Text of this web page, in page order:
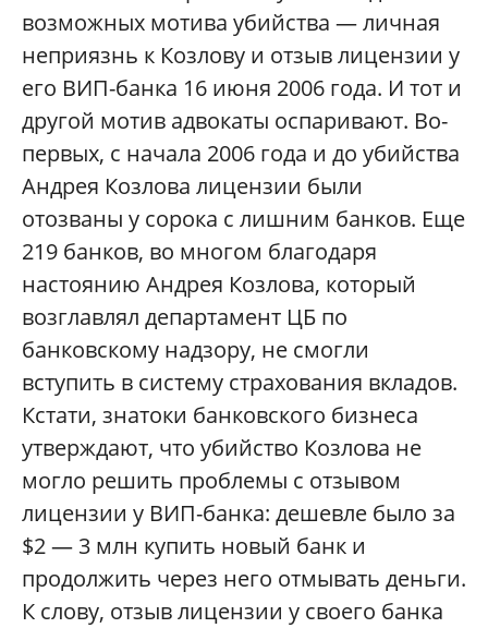
возможных мотива убийства — личная
неприязнь к Козлову и отзыв лицензии у
его ВИП-банка 16 июня 2006 года. И тот и
другой мотив адвокаты оспаривают. Во-
первых, с начала 2006 года и до убийства
Андрея Козлова лицензии были
отозваны у сорока с лишним банков. Еще
219 банков, во многом благодаря
настоянию Андрея Козлова, который
возглавлял департамент ЦБ по
банковскому надзору, не смогли
вступить в систему страхования вкладов.
Кстати, знатоки банковского бизнеса
утверждают, что убийство Козлова не
могло решить проблемы с отзывом
лицензии у ВИП-банка: дешевле было за
$2 — 3 млн купить новый банк и
продолжить через него отмывать деньги.
К слову, отзыв лицензии у своего банка